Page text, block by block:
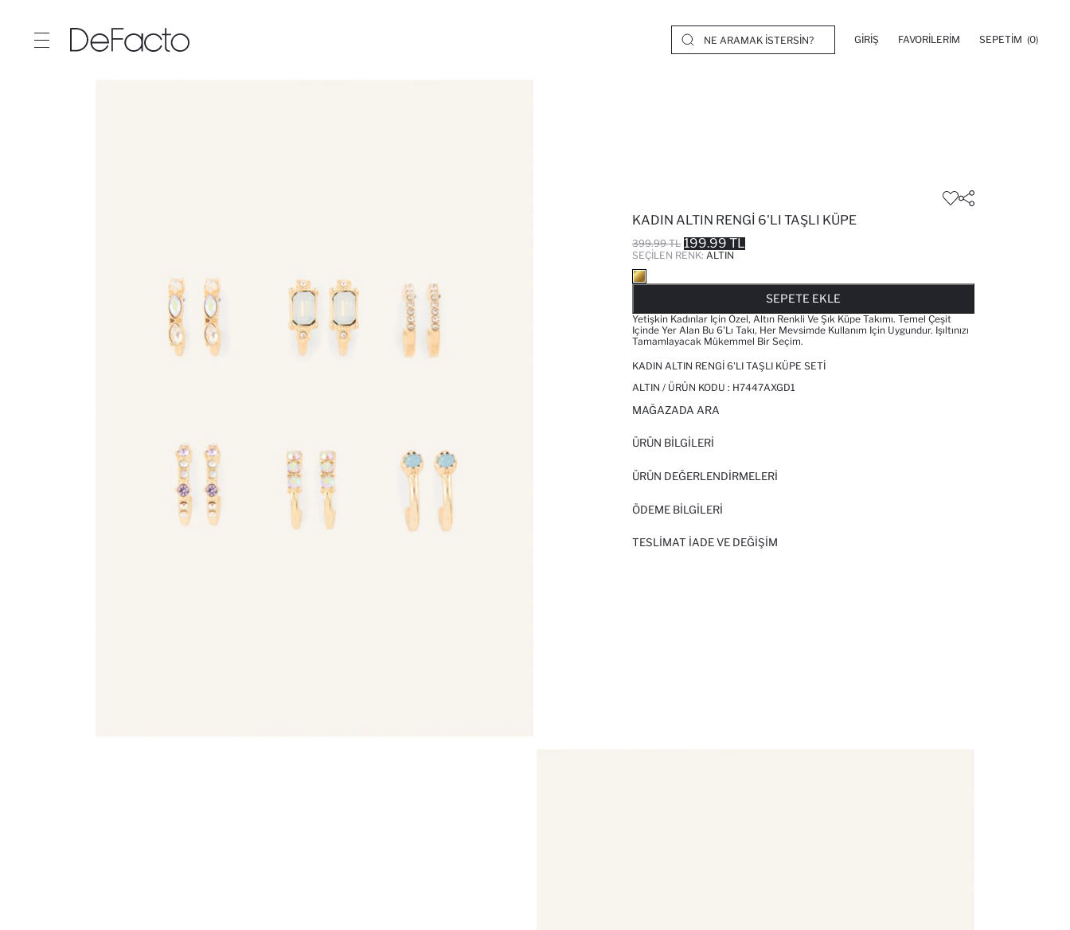
GIRIŞ FAVORILERIM SEPETIM (0)
KADIN ALTIN RENGI 6'LI TAŞLI KÜPE
399.99 TL 199.99 TL
SEÇILEN RENK: ALTIN
SEPETE EKLE
Yetişkin Kadınlar Için Özel, Altın Renkli Ve Şık Küpe Takımı. Temel Çeşit
Içinde Yer Alan Bu 6'lı Takı, Her Mevsimde Kullanım Için Uygundur. Işıltınızı
Tamamlayacak Mükemmel Bir Seçim.
KADIN ALTIN RENGI 6'LI TAŞLI KÜPE SETI
ALTIN / ÜRÜN KODU : H7447AXGD1
MAĞAZADA ARA
ÜRÜN BILGILERI
ÜRÜN DEĞERLENDİRMELERİ
ÖDEME BİLGİLERİ
TESLIMAT İADE VE DEĞIŞIM